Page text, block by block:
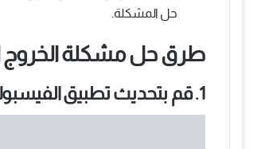
حل المشكلة.
طرق حل مشكلة
1. قم بتحديث تطبيق الفيسبوك